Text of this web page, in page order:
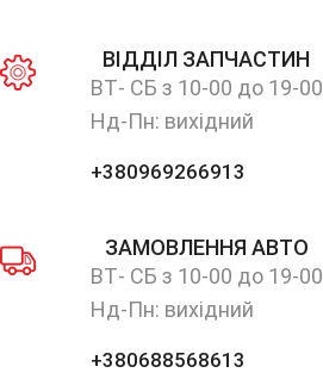
ВІДДІЛ ЗАПЧАСТИН
ВТ- СБ з 10-00 до 19-00
Нд-Пн: вихідний
+380969266913
ЗАМОВЛЕННЯ АВТО
ВТ- СБ з 10-00 до 19-00
Нд-Пн: вихідний
+380688568613